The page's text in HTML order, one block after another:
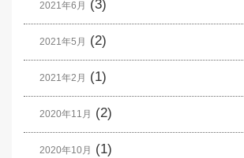
2021年6月 (3)
2021年5月 (2)
2021年2月 (1)
2020年11月 (2)
2020年10月 (1)